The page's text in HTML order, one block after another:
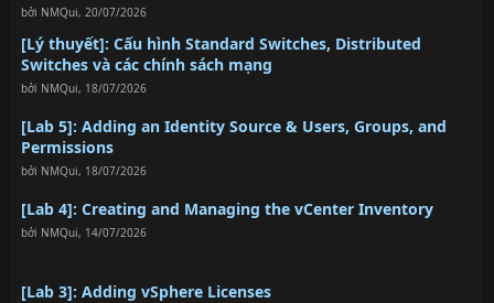
bởi NMQui, 20/07/2026
[Lý thuyết]: Cấu hình Standard Switches, Distributed
Switches và các chính sách mạng
bởi NMQui, 18/07/2026
[Lab 5]: Adding an Identity Source & Users, Groups, and
Permissions
bởi NMQui, 18/07/2026
[Lab 4]: Creating and Managing the vCenter Inventory
bởi NMQui, 14/07/2026
[Lab 3]: Adding vSphere Licenses